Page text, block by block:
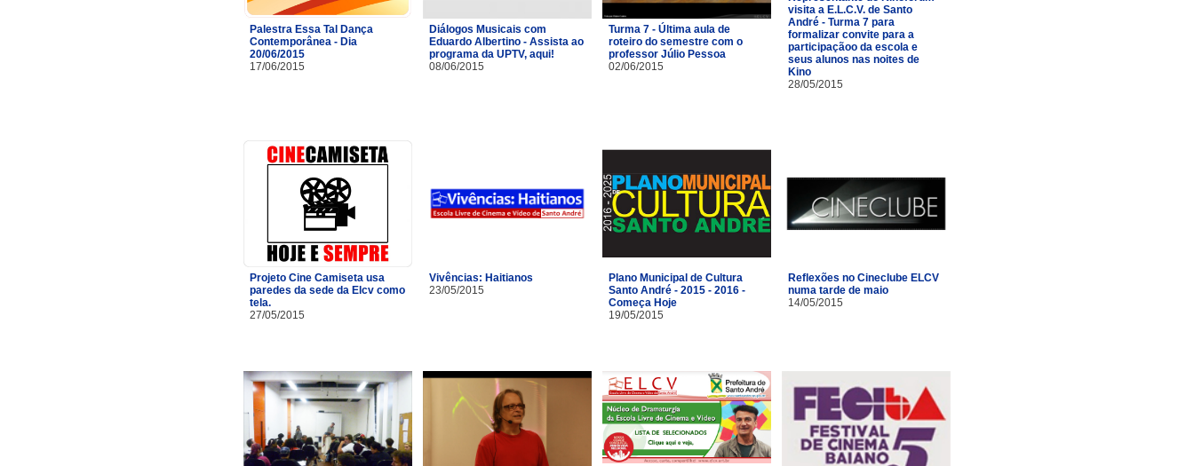
Palestra Essa Tal Dança
Contemporânea - Dia
20/06/2015
17/06/2015
Diálogos Musicais com
Eduardo Albertino - Assista ao
programa da UPTV, aqui!
08/06/2015
Turma 7 - Última aula de
roteiro do semestre com o
professor Júlio Pessoa
02/06/2015
visita a E.L.C.V. de Santo
André - Turma 7 para
formalizar convite para a
participaçãoo da escola e
seus alunos nas noites de
Kino
28/05/2015
Projeto Cine Camiseta usa
paredes da sede da Elcv como
tela.
27/05/2015
Vivências: Haitianos
23/05/2015
Plano Municipal de Cultura
Santo André - 2015 - 2016 -
Começa Hoje
19/05/2015
Reflexões no Cineclube ELCV
numa tarde de maio
14/05/2015